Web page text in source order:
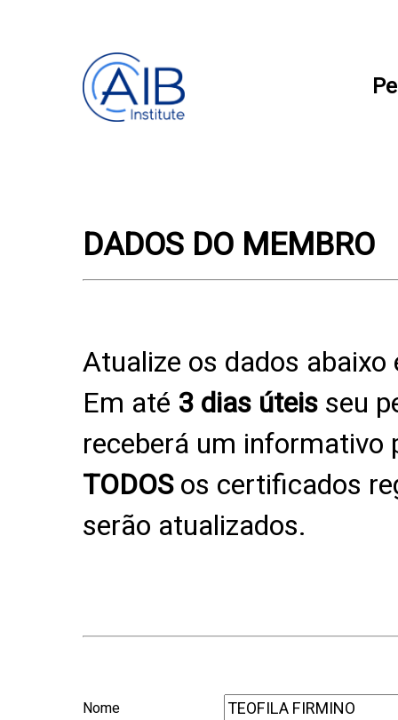
DADOS DO MEMBRO
Atualize os dados
Em até 3 dias úteisseu
receberá um informativo
TODOSos certificados
serão atualizados.
Nome